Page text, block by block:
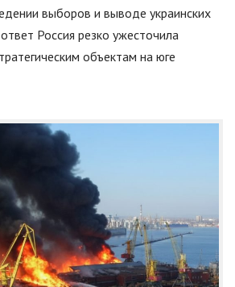
выборов и выводе украинских
Россия резко ужесточила
объектам на юге